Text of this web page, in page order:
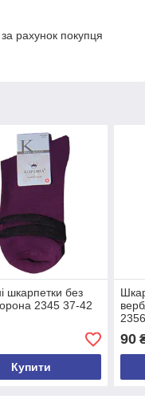
рахунок покупця
шкарпетки без
2345 37-42
Купити
90